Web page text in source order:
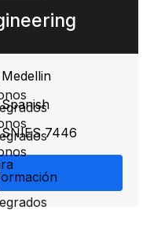
Medellin
Spanish
SNIES 7446